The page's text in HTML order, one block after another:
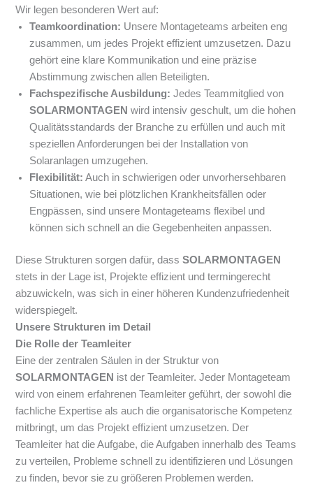
Wir legen besonderen Wert auf:
Teamkoordination: Unsere Montageteams arbeiten eng
zusammen, um jedes Projekt effizient umzusetzen. Dazu
gehört eine klare Kommunikation und eine präzise
Abstimmung zwischen allen Beteiligten.
Fachspezifische Ausbildung: Jedes Teammitglied von
SOLARMONTAGEN wird intensiv geschult, um die hohen
Qualitätsstandards der Branche zu erfüllen und auch mit
speziellen Anforderungen bei der Installation von
Solaranlagen umzugehen.
Flexibilität: Auch in schwierigen oder unvorhersehbaren
Situationen, wie bei plötzlichen Krankheitsfällen oder
Engpässen, sind unsere Montageteams flexibel und
können sich schnell an die Gegebenheiten anpassen.
Diese Strukturen sorgen dafür, dassSOLARMONTAGEN
stets in der Lage ist, Projekte effizient und termingerecht
abzuwickeln, was sich in einer höheren Kundenzufriedenheit
widerspiegelt.
Unsere Strukturen im Detail
Die Rolle der Teamleiter
Eine der zentralen Säulen in der Struktur von
SOLARMONTAGEN ist der Teamleiter. Jeder Montageteam
wird von einem erfahrenen Teamleiter geführt, der sowohl die
fachliche Expertise als auch die organisatorische Kompetenz
mitbringt, um das Projekt effizient umzusetzen. Der
Teamleiter hat die Aufgabe, die Aufgaben innerhalb des Teams
zu verteilen, Probleme schnell zu identifizieren und Lösungen
zu finden, bevor sie zu größeren Problemen werden.